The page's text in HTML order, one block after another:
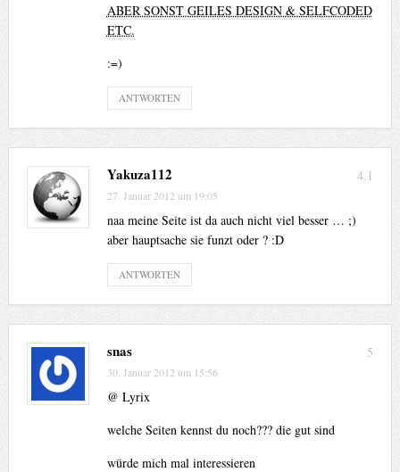
ABER SONST GEILES DESIGN & SELFCODED
ETC.
:=)
ANTWORTEN
4.1
Yakuza112
27. Januar 2012 um 19:05
naa meine Seite ist da auch nicht viel besser … ;)
aber hauptsache sie funzt oder ? :D
ANTWORTEN
5
snas
30. Januar 2012 um 15:56
@ Lyrix
welche Seiten kennst du noch??? die gut sind
würde mich mal interessieren